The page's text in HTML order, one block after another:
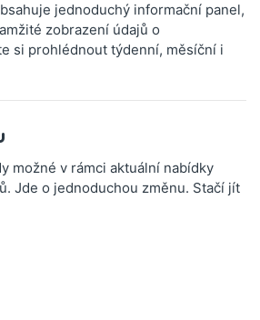
jednoduchý informační panel,
zobrazení údajů o
si prohlédnout týdenní, měsíční i
možné v rámci aktuální nabídky
Jde o jednoduchou změnu. Stačí jít